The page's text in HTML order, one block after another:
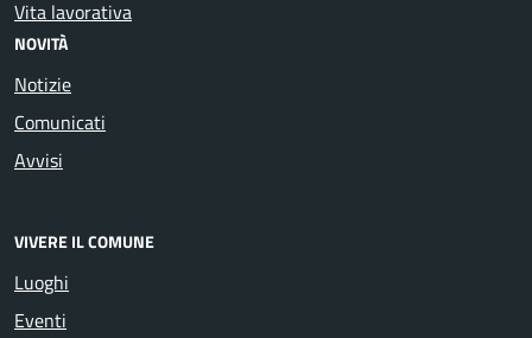
Vita lavorativa
NOVITÀ
Notizie
Comunicati
Avvisi
VIVERE IL COMUNE
Luoghi
Eventi